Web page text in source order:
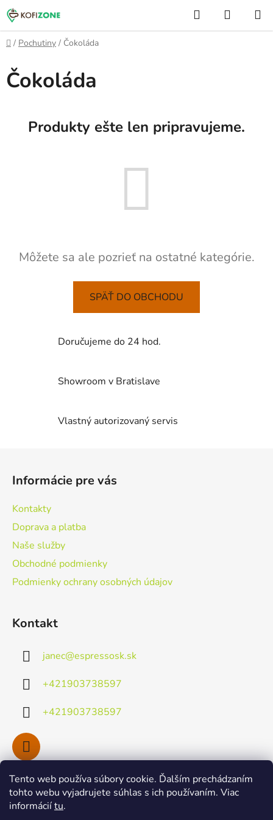
Tento web používa súbory cookie. Ďalším prechádzaním
tohto webu vyjadrujete súhlas s ich používaním. Viac
informáciítu.
Prejsť
na
obsah
Hľadať
KOŠÍK
Domov
/ Pochutiny / Čokoláda
Čokoláda
Produkty ešte len pripravujeme.
Môžete sa ale pozrieť na ostatné kategórie.
SPÄŤ DO OBCHODU
Doručujeme do 24 hod.
Showroom v Bratislave
Vlastný autorizovaný servis
Informácie pre vás
Kontakty
Doprava a platba
Naše služby
Obchodné podmienky
Podmienky ochrany osobných údajov
Kontakt
janec@espressosk.sk
+421903738597
+421903738597
Facebook